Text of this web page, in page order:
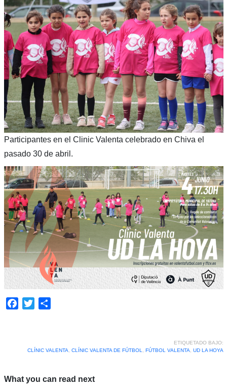
Participantes en el Clinic Valenta celebrado en Chiva el
pasado 30 de abril.
Facebook
Twitter
ETIQUETADO BAJO:
CLÍNIC VALENTA, CLÍNIC VALENTA DE FÚTBOL, FÚTBOL VALENTA, UD LA HOYA
What you can read next